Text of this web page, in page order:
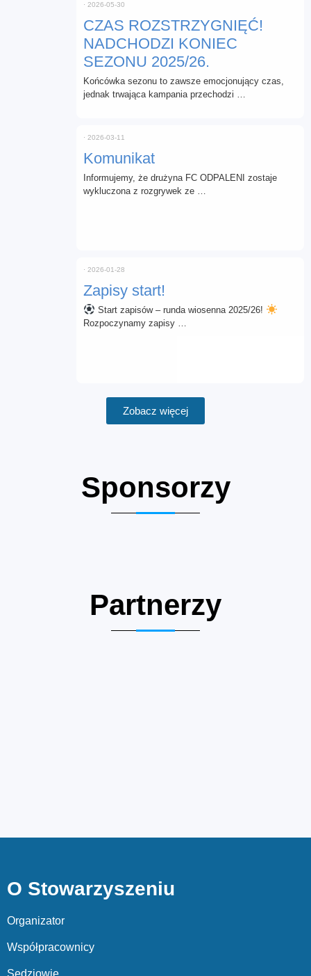
CZAS ROZSTRZYGNIĘĆ!
NADCHODZI KONIEC
SEZONU 2025/26.
⋅ 2026-05-30
Końcówka sezonu to zawsze emocjonujący czas,
jednak trwająca kampania przechodzi …
Komunikat
⋅ 2026-03-11
Informujemy, że drużyna FC ODPALENI zostaje
wykluczona z rozgrywek ze …
Zapisy start!
⋅ 2026-01-28
Start zapisów – runda wiosenna 2025/26!
Rozpoczynamy zapisy …
Zobacz więcej
Sponsorzy
Partnerzy
O Stowarzyszeniu
Organizator
Współpracownicy
Sędziowie